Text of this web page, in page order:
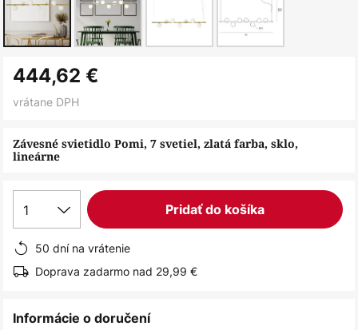
na
začiatok
obrázkov
Závesné svietidlo Pomi, 7 svetiel, zlatá farba, sklo,
lineárne
444,62 €
vrátane DPH
1 Pridať do košíka
50 dní na vrátenie
Doprava zadarmo nad 29,99 €
Informácie o doručení